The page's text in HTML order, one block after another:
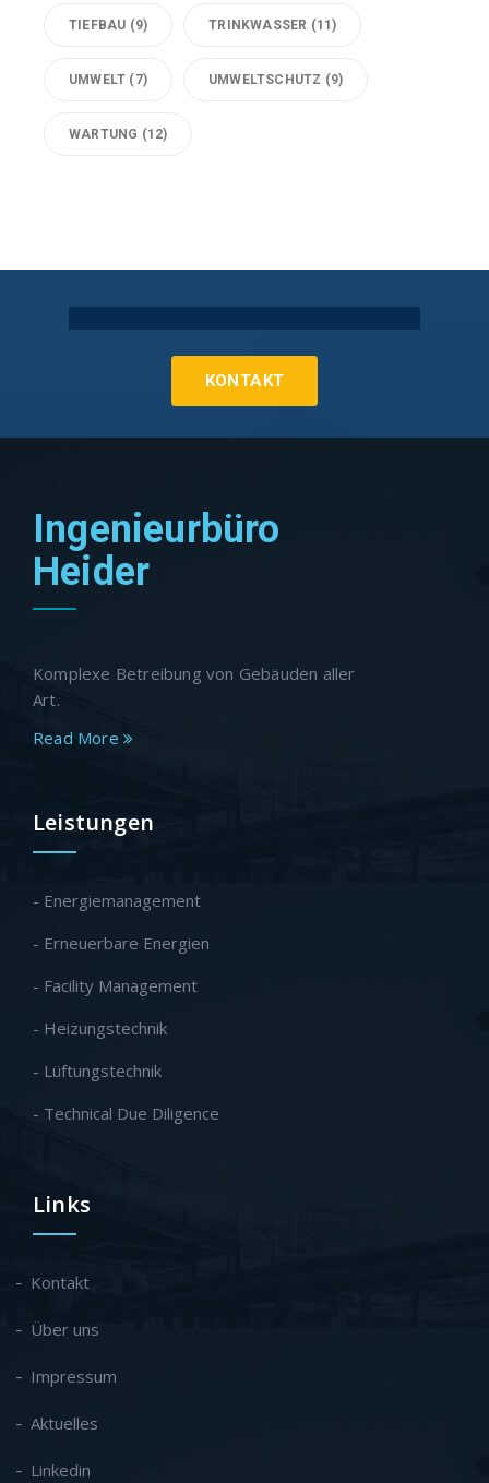
TIEFBAU (9) TRINKWASSER (11)
UMWELT (7) UMWELTSCHUTZ (9)
WARTUNG (12)
KONTAKT
Ingenieurbüro
Heider
Komplexe Betreibung von Gebäuden aller
Art.
Read More
Leistungen
- Energiemanagement
- Erneuerbare Energien
- Facility Management
- Heizungstechnik
- Lüftungstechnik
- Technical Due Diligence
Links
Kontakt
Über uns
Impressum
Aktuelles
Linkedin